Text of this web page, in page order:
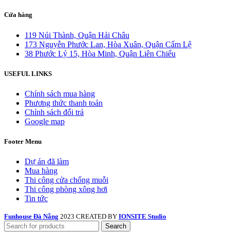
Cửa hàng
119 Núi Thành, Quận Hải Châu
173 Nguyễn Phước Lan, Hòa Xuân, Quận Cẩm Lệ
38 Phước Lý 15, Hòa Minh, Quận Liên Chiểu
USEFUL LINKS
Chính sách mua hàng
Phương thức thanh toán
Chính sách đổi trả
Google map
Footer Menu
Dự án đã làm
Mua hàng
Thi công cửa chống muỗi
Thi công phòng xông hơi
Tin tức
Funhouse Đà Nẵng 2023 CREATED BY IONSITE Studio
Search